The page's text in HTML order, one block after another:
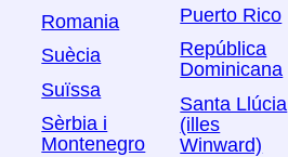
Romania
Suècia
Suïssa
Sèrbia i
Montenegro
Puerto Rico
República
Dominicana
Santa Llúcia
(illes
Winward)